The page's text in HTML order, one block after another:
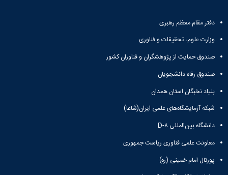
دفتر مقام معظم رهبری
وزارت علوم، تحقیقات و فناوری
صندوق حمایت از پژوهشگران و فناوران کشور
صندوق رفاه دانشجویان
بنیاد نخبگان استان همدان
شبکه آزمایشگاه‌های علمی ایران(شاعا)
دانشگاه بین‌المللی D-۸
معاونت علمی فناوری ریاست جمهوری
پورتال امام خمینی (ره)